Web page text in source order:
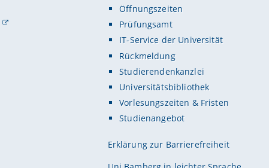
Öffnungszeiten
Prüfungsamt
IT-Service der Universität
Rückmeldung
Studierendenkanzlei
Universitätsbibliothek
Vorlesungszeiten & Fristen
Studienangebot
Erklärung zur Barrierefreiheit